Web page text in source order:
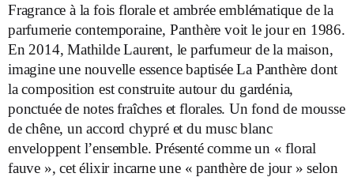
Fragrance à la fois florale et ambrée emblématique de la
parfumerie contemporaine, Panthère voit le jour en 1986.
En 2014, Mathilde Laurent, le parfumeur de la maison,
imagine une nouvelle essence baptisée La Panthère dont
la composition est construite autour du gardénia,
ponctuée de notes fraîches et florales. Un fond de mousse
de chêne, un accord chypré et du musc blanc
enveloppent l’ensemble. Présenté comme un « floral
fauve », cet élixir incarne une « panthère de jour » selon